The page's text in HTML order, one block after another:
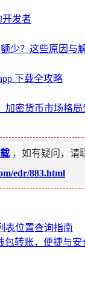
开发者
少？这些原因与
下载全攻略
加密货币市场格局
，如有疑问，请
edr/883.html
表位置查询指南
包转账，便捷与